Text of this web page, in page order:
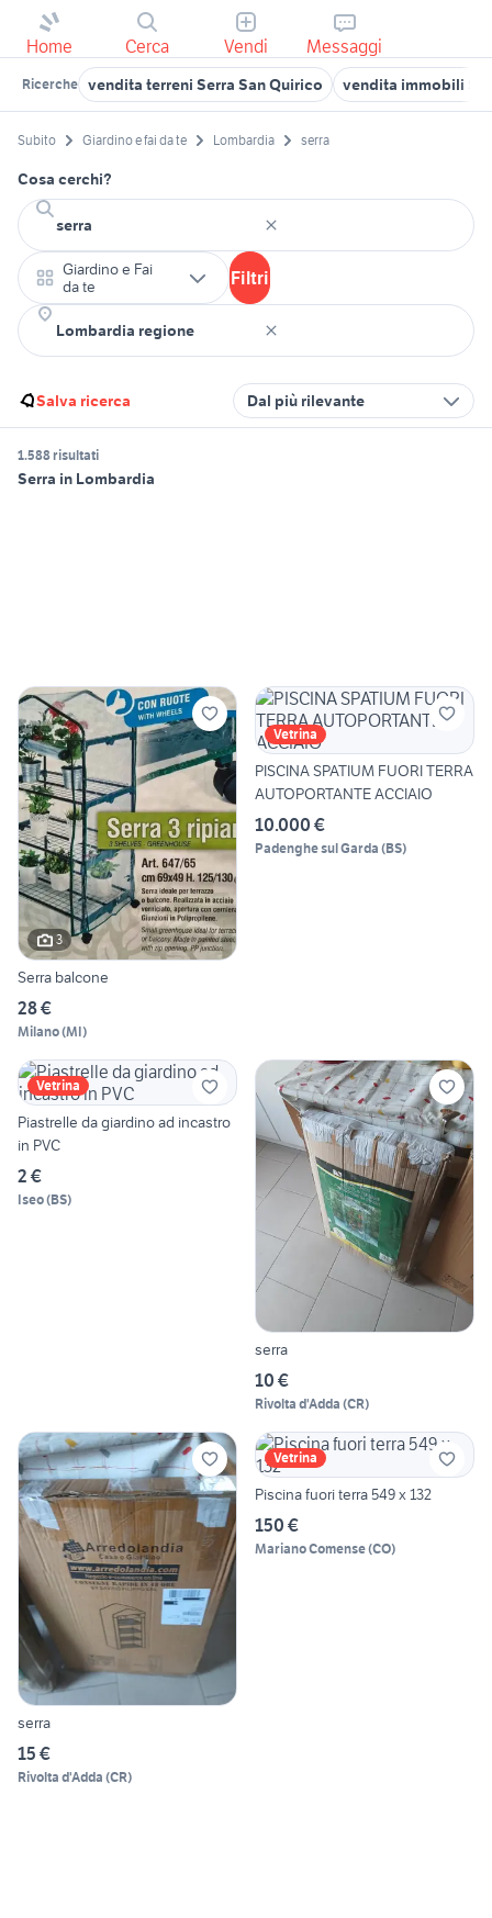
Home Cerca Vendi Messaggi
Ricerche vendita terreni Serra San Quirico vendita immobili
Subito Giardino e fai da te Lombardia serra
Cosa cerchi?
Giardino e Fai
da te
Filtri
Salva ricerca Dal più rilevante
1.588 risultati
Serra in Lombardia
3
Serra balcone
28 €
Milano(MI)
Vetrina
PISCINA SPATIUM FUORI TERRA
AUTOPORTANTE ACCIAIO
10.000 €
Padenghe sul Garda (BS)
Vetrina
Piastrelle da giardino ad incastro
in PVC
2 €
Iseo(BS)
serra
10 €
Rivolta d'Adda (CR)
serra
15 €
Rivolta d'Adda (CR)
Vetrina
Piscina fuori terra 549 x 132
150 €
Mariano Comense(CO)